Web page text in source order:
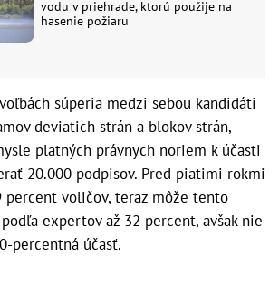
vodu v priehrade, ktorú použije na
hasenie požiaru
súperia medzi sebou kandidáti
deviatich strán a blokov strán,
platných právnych noriem k účasti
20.000 podpisov. Pred piatimi rokmi
percent voličov, teraz môže tento
expertov až 32 percent, avšak nie
percentná účasť.